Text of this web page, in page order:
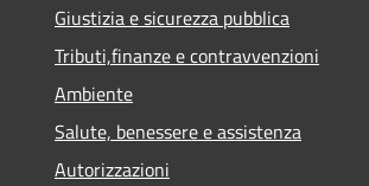
Giustizia e sicurezza pubblica
Tributi,finanze e contravvenzioni
Ambiente
Salute, benessere e assistenza
Autorizzazioni